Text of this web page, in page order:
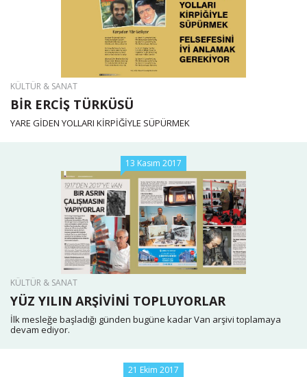
KÜLTÜR & SANAT
BİR ERCİŞ TÜRKÜSÜ
YARE GİDEN YOLLARI KİRPİĞİYLE SÜPÜRMEK
13 Kasım 2017
KÜLTÜR & SANAT
YÜZ YILIN ARŞİVİNİ TOPLUYORLAR
İlk mesleğe başladığı günden bugüne kadar Van arşivi toplamaya
devam ediyor.
21 Ekim 2017